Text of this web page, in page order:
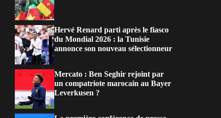
Hervé Renard parti après le fiasco
du Mondial 2026 : la Tunisie
annonce son nouveau sélectionneur
Mercato : Ben Seghir rejoint par
un compatriote marocain au Bayer
Leverkusen ?